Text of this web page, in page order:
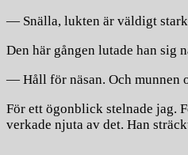
— Snälla, lukten är väldigt
Den här gången lutade han sig
— Håll för näsan. Och munnen
För ett ögonblick stelnade jag.
verkade njuta av det. Han